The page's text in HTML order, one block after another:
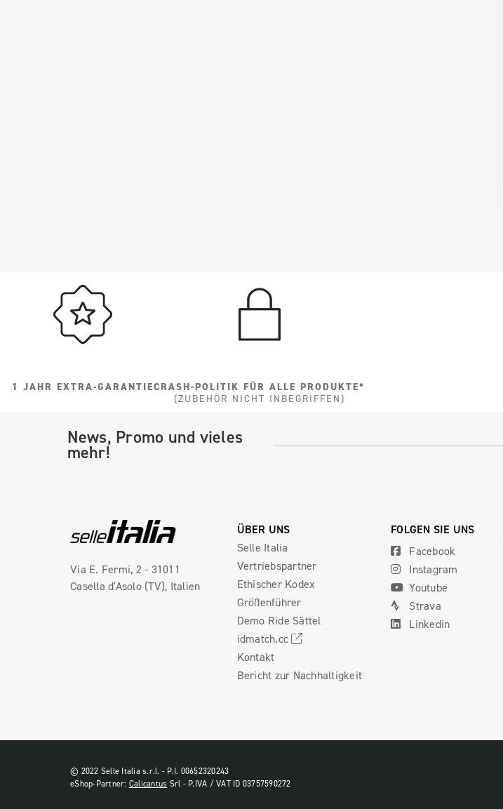
1 JAHR EXTRA-GARANTIECRASH-POLITIK FÜR ALLE PRODUKTE*
(ZUBEHÖR NICHT INBEGRIFFEN)
News, Promo und vieles
mehr!
Via E. Fermi, 2 - 31011
Casella d'Asolo (TV), Italien
FOLGEN SIE UNS
Facebook
Instagram
Youtube
Strava
Linkedin
ÜBER UNS
Selle Italia
Vertriebspartner
Ethischer Kodex
Größenführer
Demo Ride Sättel
idmatch.cc
Kontakt
Bericht zur Nachhaltigkeit
© 2022 Selle Italia s.r.l. - P.I. 00652320243
eShop-Partner: Calicantus Srl - P.IVA / VAT ID 03757590272